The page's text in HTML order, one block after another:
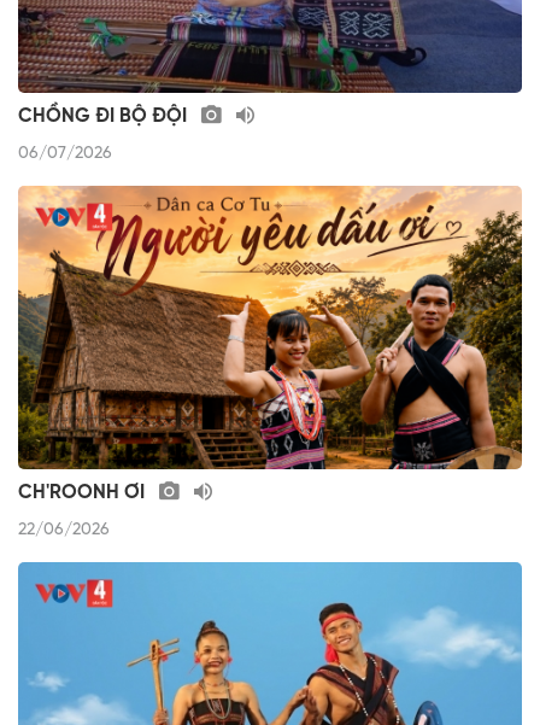
CHỒNG ĐI BỘ ĐỘI
06/07/2026
CH'ROONH ƠI
22/06/2026